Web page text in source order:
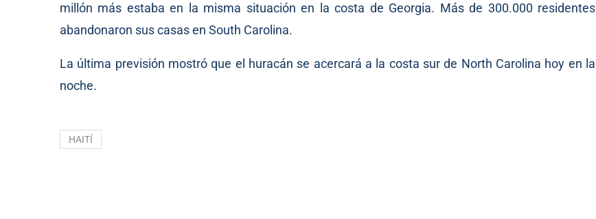
millón más estaba en la misma situación en la costa de Georgia. Más de 300.000 residentes
abandonaron sus casas en South Carolina.
La última previsión mostró que el huracán se acercará a la costa sur de North Carolina hoy en la
noche.
HAITÍ